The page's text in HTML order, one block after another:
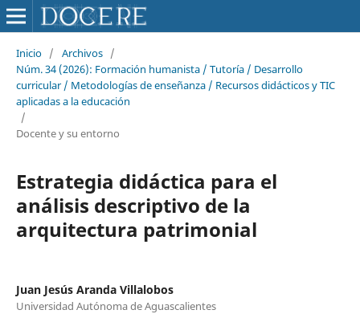
Inicio / Archivos /
Núm. 34 (2026): Formación humanista / Tutoría / Desarrollo
curricular / Metodologías de enseñanza / Recursos didácticos y TIC
aplicadas a la educación
/
Docente y su entorno
Estrategia didáctica para el
análisis descriptivo de la
arquitectura patrimonial
Juan Jesús Aranda Villalobos
Universidad Autónoma de Aguascalientes